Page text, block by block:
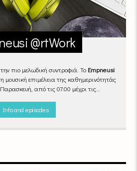
@rtWork
πιο μελωδική συντροφιά. Το Empneusi
μουσική επιμέλεια της καθημερινότητάς
από τις 07.00 μέχρι τις
θυμίζοντάς μας πως δουλειά και
(Δευτέρα-Παρασκευή)
Info and episodes